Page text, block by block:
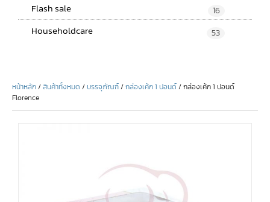
Flash sale 16
Householdcare 53
หน้าหลัก/สินค้าทั้งหมด /บรรจุภัณฑ์/กล่องเค้ก 1 ปอนด์/ กล่องเค้ก 1 ปอนด์
Florence